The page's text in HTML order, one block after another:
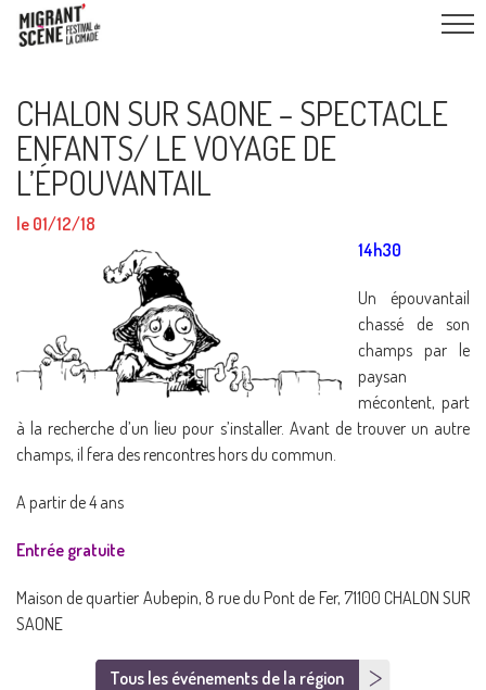
CHALON SUR SAONE – SPECTACLE
ENFANTS/ LE VOYAGE DE
L’ÉPOUVANTAIL
le 01/12/18
14h30
Un épouvantail
chassé de son
champs par le
paysan
mécontent, part
à la recherche d’un lieu pour s’installer. Avant de trouver un autre
champs, il fera des rencontres hors du commun.
A partir de 4 ans
Entrée gratuite
Maison de quartier Aubepin, 8 rue du Pont de Fer, 71100 CHALON SUR
SAONE
Tous les événements de la région